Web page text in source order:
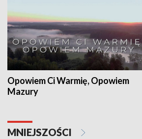
Opowiem Ci Warmię, Opowiem
Mazury
MNIEJSZOŚCI